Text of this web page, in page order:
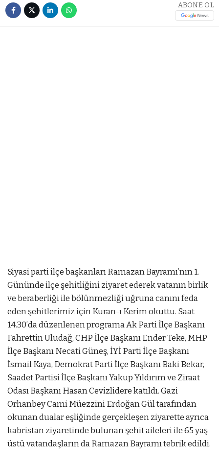
ABONE OL
Siyasi parti ilçe başkanları Ramazan Bayramı’nın 1.
Gününde ilçe şehitliğini ziyaret ederek vatanın birlik
ve beraberliği ile bölünmezliği uğruna canını feda
eden şehitlerimiz için Kuran-ı Kerim okuttu. Saat
14.30’da düzenlenen programa Ak Parti İlçe Başkanı
Fahrettin Uludağ, CHP İlçe Başkanı Ender Teke, MHP
İlçe Başkanı Necati Güneş, İYİ Parti İlçe Başkanı
İsmail Kaya, Demokrat Parti İlçe Başkanı Baki Bekar,
Saadet Partisi İlçe Başkanı Yakup Yıldırım ve Ziraat
Odası Başkanı Hasan Cevizlidere katıldı. Gazi
Orhanbey Cami Müezzini Erdoğan Gül tarafından
okunan dualar eşliğinde gerçekleşen ziyarette ayrıca
kabristan ziyaretinde bulunan şehit aileleri ile 65 yaş
üstü vatandaşların da Ramazan Bayramı tebrik edildi.